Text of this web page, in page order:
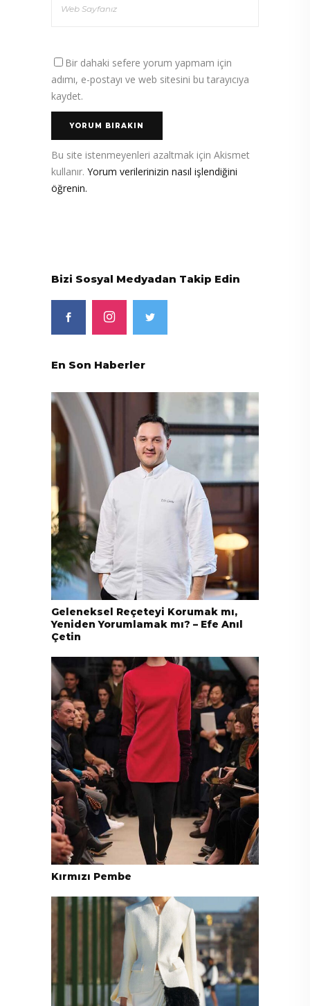
Bir dahaki sefere yorum yapmam için
adımı, e-postayı ve web sitesini bu tarayıcıya
kaydet.
Bu site istenmeyenleri azaltmak için Akismet
kullanır. Yorum verilerinizin nasıl işlendiğini
öğrenin.
Bizi Sosyal Medyadan Takip Edin
En Son Haberler
Geleneksel Reçeteyi Korumak mı,
Yeniden Yorumlamak mı? – Efe Anıl
Çetin
Kırmızı Pembe